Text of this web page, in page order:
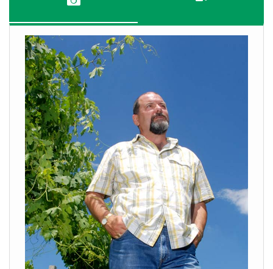
VISUALIZZA
VISUALIZZA